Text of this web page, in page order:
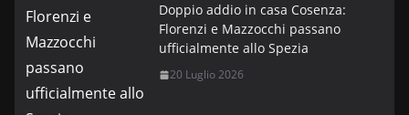
Doppio addio in casa Cosenza:
Florenzi e Mazzocchi passano
ufficialmente allo Spezia
20 Luglio 2026